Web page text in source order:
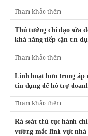
Tham khảo thêm
Thủ tướng chỉ đạo sửa
khả năng tiếp cận tín
Tham khảo thêm
Linh hoạt hơn trong áp
tín dụng để hỗ trợ
Tham khảo thêm
Rà soát thủ tục hành
vướng mắc lĩnh vực